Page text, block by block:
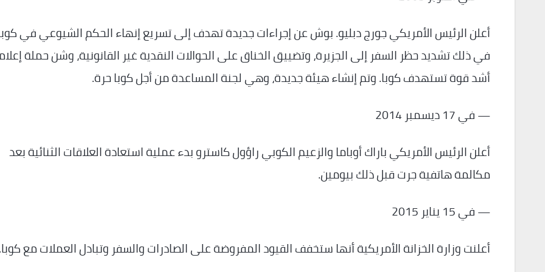
أعلن الرئيس الأمريكي جورج دبليو. بوش عن إجراءات جديدة تهدف إلى تسريع إنهاء الحكم الشيوعي في
في ذلك تشديد حظر السفر إلى الجزيرة، وتضييق الخناق على الحوالات النقدية غير القانونية، وشن حملة
أشد قوة تستهدف كوبا. وتم إنشاء هيئة جديدة، وهي لجنة المساعدة من أجل كوبا حرة.
— في 17 ديسمبر 2014
أعلن الرئيس الأمريكي باراك أوباما والزعيم الكوبي راؤول كاسترو بدء عملية استعادة العلاقات الثنائية بعد
مكالمة هاتفية جرت قبل ذلك بيومين.
— في 15 يناير 2015
أعلنت وزارة الخزانة الأمريكية أنها ستخفف القيود المفروضة على الصادرات والسفر وتبادل العملات مع كوبا.